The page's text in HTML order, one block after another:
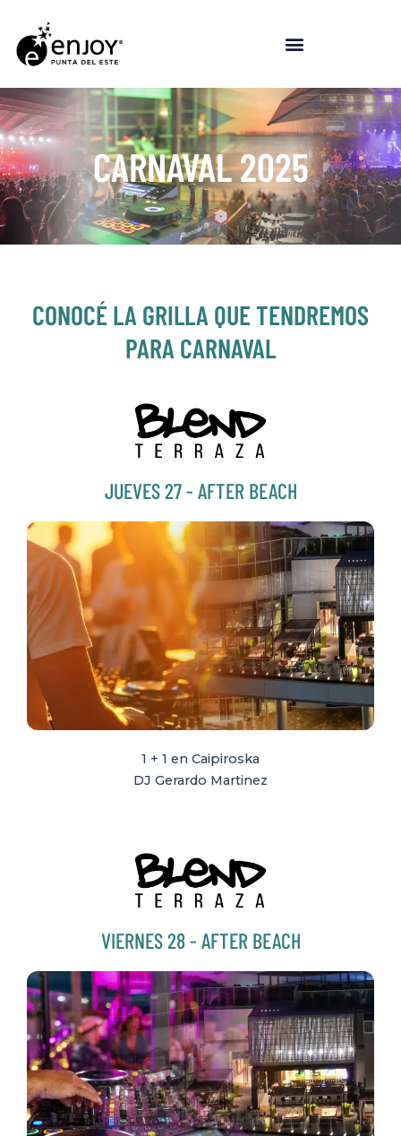
CARNAVAL 2025
CONOCÉ LA GRILLA QUE TENDREMOS
PARA CARNAVAL
JUEVES 27 - AFTER BEACH
1 + 1 en Caipiroska
DJ Gerardo Martinez
VIERNES 28 - AFTER BEACH